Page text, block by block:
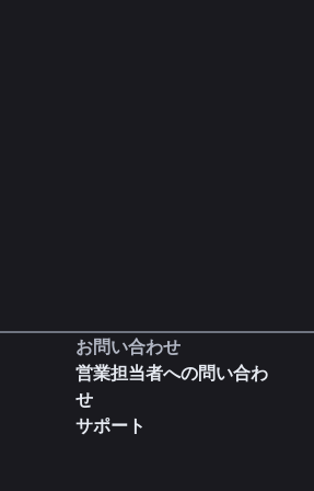
お問い合わせ
営業担当者への問い合わ
せ
サポート